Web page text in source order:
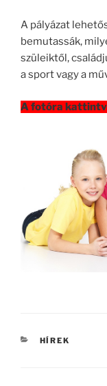
A pályázat
bemutassák,
szüleiktől,
a sport vagy a
A fotóra
KATEGÓRIÁK
HÍREK